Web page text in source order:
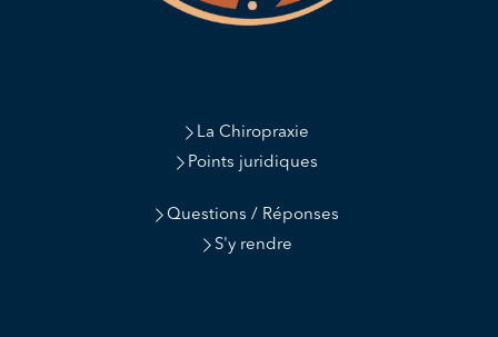
La Chiropraxie
Points juridiques
Questions / Réponses
S'y rendre